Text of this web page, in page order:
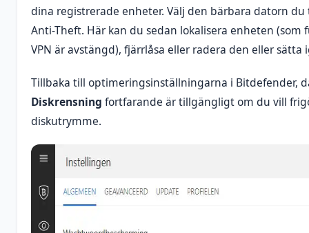
dina registrerade enheter. Välj den bärbara datorn du
Anti-Theft. Här kan du sedan lokalisera enheten (som
VPN är avstängd), fjärrlåsa eller radera den eller
Tillbaka till optimeringsinställningarna i Bitdefender,
Diskrensning fortfarande är tillgängligt om du vill
diskutrymme.